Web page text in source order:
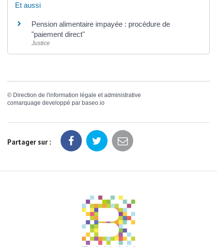
Et aussi
Pension alimentaire impayée : procédure de
"paiement direct"
Justice
© Direction de l'information légale et administrative
comarquage developpé par baseo.io
Partager sur :